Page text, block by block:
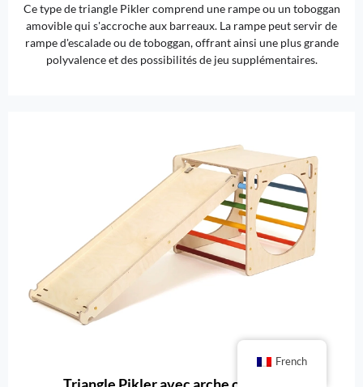
Ce type de triangle Pikler comprend une rampe ou un toboggan
amovible qui s'accroche aux barreaux. La rampe peut servir de
rampe d'escalade ou de toboggan, offrant ainsi une plus grande
polyvalence et des possibilités de jeu supplémentaires.
French